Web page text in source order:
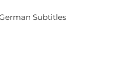
Subtitles